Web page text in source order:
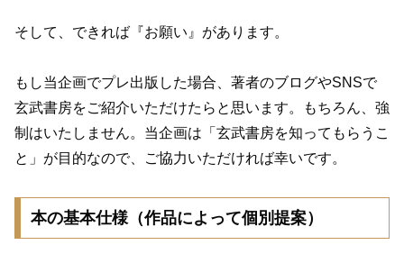
そして、できれば『お願い』があります。
もし当企画でプレ出版した場合、著者のブログやSNSで
玄武書房をご紹介いただけたらと思います。もちろん、強
制はいたしません。当企画は「玄武書房を知ってもらうこ
と」が目的なので、ご協力いただければ幸いです。
本の基本仕様（作品によって個別提案）